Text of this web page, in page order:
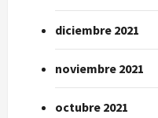
diciembre 2021
noviembre 2021
octubre 2021